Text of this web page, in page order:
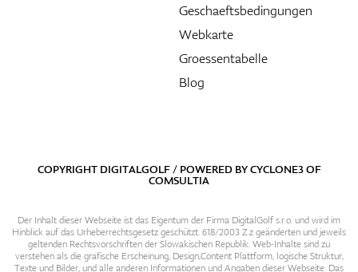
Geschaeftsbedingungen
Webkarte
Groessentabelle
Blog
COPYRIGHT DIGITALGOLF / POWERED BYCYCLONE3OF
COMSULTIA
Der Inhalt dieser Webseite ist das Eigentum der Firma DigitalGolf s.r.o. und wird im
Hinblick auf das Urheberrechtsgesetz geschützt. 618/2003 Z.z geänderten und jeweils
geltenden Rechtsvorschriften der Slowakischen Republik. Web-Inhalte sind zu
verstehen als die grafische Erscheinung, Design,Content Plattform, logische Struktur,
Texte und Bilder, und alle anderen Informationen und Angaben dieser Webseite. Das